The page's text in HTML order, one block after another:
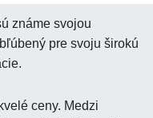
známe svojou
pre svoju širokú
ceny. Medzi